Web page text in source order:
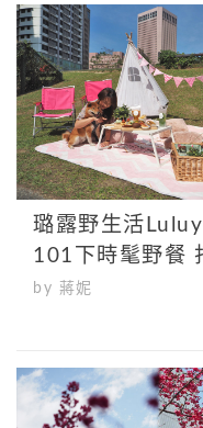
璐露野生活
101下時髦野餐
by 蔣妮